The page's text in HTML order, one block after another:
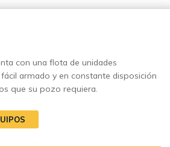
con una flota de unidades
armado y en constante disposición
que su pozo requiera.